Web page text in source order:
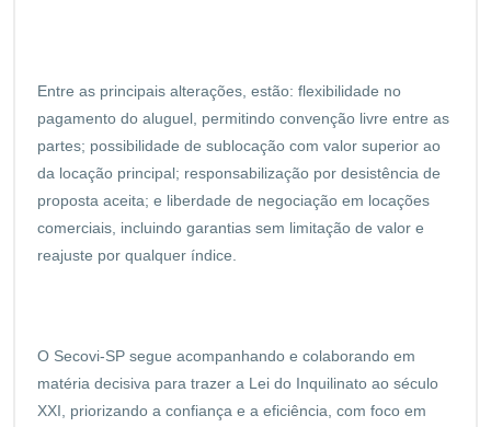
Entre as principais alterações, estão: flexibilidade no
pagamento do aluguel, permitindo convenção livre entre as
partes; possibilidade de sublocação com valor superior ao
da locação principal; responsabilização por desistência de
proposta aceita; e liberdade de negociação em locações
comerciais, incluindo garantias sem limitação de valor e
reajuste por qualquer índice.
O Secovi-SP segue acompanhando e colaborando em
matéria decisiva para trazer a Lei do Inquilinato ao século
XXI, priorizando a confiança e a eficiência, com foco em